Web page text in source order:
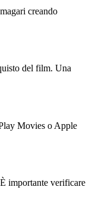
creando
del film. Una
Movies o Apple
importante verificare